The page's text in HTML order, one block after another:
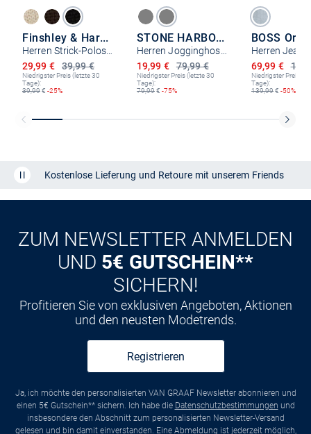
Finshley & Harding
Herren Strick-Poloshirt
39,99 €
Ermäßigter Preis
29,99 €
Niedrigster Preis (letzte 30
Tage):
39,99€ -25%
STONE HARBOUR
Herren Jogginghose - Pedro Maliki
79,99 €
Ermäßigter Preis
19,99 €
Niedrigster Preis (letzte 30
Tage):
79,99€ -75%
BOSS
Herren
Ermäßigter
69,99 €
Niedrigster Preis
Tage):
139,99€ -50%
Kostenlose Lieferung und Retoure mit unserem Friends
CLUB
Kauf aufRechnung
ZUM NEWSLETTER ANMELDEN
UND 5€ GUTSCHEIN**
SICHERN!
Profitieren Sie von exklusiven Angeboten, Aktionen
und den neusten Modetrends.
Registrieren
Ja, ich möchte den personalisierten VAN GRAAF Newsletter abonnieren und
einen 5€ Gutschein** sichern. Ich habe die Datenschutzbestimmungen und
insbesondere den Abschnitt zum personalisierten Newsletter-Versand
gelesen und bin damit einverstanden. Eine Abmeldung ist jederzeit möglich,